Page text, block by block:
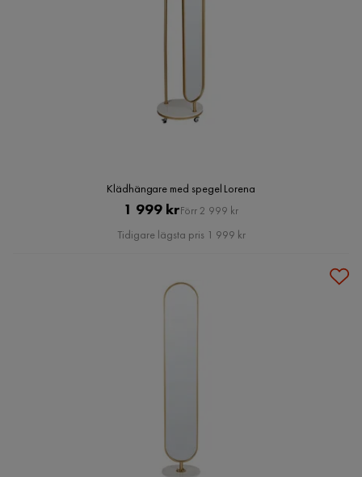
Klädhängare med spegel Lorena
Pris
1 999 krOriginal
Pris
Förr 2 999 kr
Tidigare lägsta pris 1 999 kr